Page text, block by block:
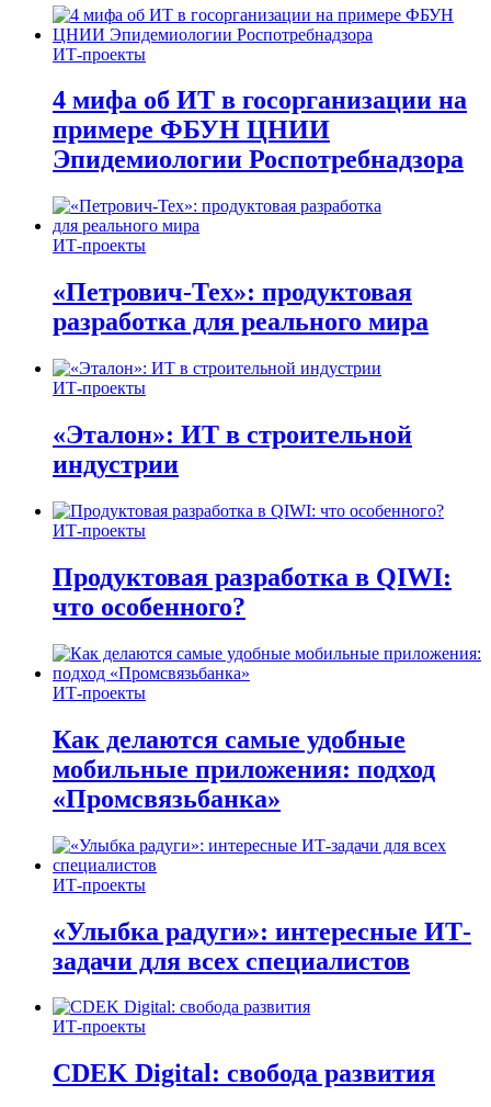
ИТ-проекты
4 мифа об ИТ в госорганизации на
примере ФБУН ЦНИИ
Эпидемиологии Роспотребнадзора
ИТ-проекты
«Петрович-Тех»: продуктовая
разработка для реального мира
ИТ-проекты
«Эталон»: ИТ в строительной
индустрии
ИТ-проекты
Продуктовая разработка в QIWI:
что особенного?
ИТ-проекты
Как делаются самые удобные
мобильные приложения: подход
«Промсвязьбанка»
ИТ-проекты
«Улыбка радуги»: интересные ИТ-
задачи для всех специалистов
ИТ-проекты
CDEK Digital: свобода развития